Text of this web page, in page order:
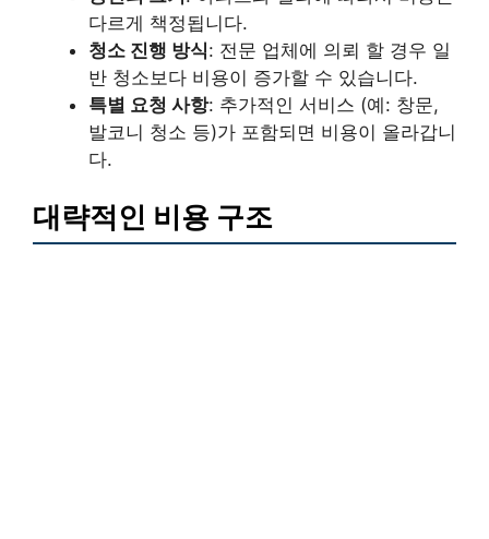
다르게 책정됩니다.
청소 진행 방식: 전문 업체에 의뢰 할 경우 일
반 청소보다 비용이 증가할 수 있습니다.
특별 요청 사항: 추가적인 서비스 (예: 창문,
발코니 청소 등)가 포함되면 비용이 올라갑니
다.
대략적인 비용 구조